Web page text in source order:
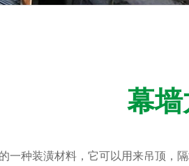
幕
种装潢材料，它可以用来吊顶，